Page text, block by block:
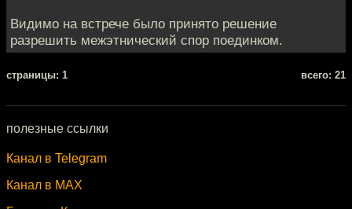
Видимо на встрече было принято решение
разрешить межэтнический спор поединком.
cтраницы: 1 всего: 21
полезные ссылки
Канал в Telegram
Канал в MAX